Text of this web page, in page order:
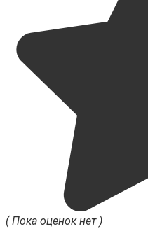
( Пока оценок нет )